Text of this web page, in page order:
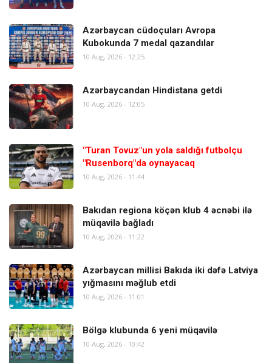
Azərbaycan cüdoçuları Avropa
Kubokunda 7 medal qazandılar
10 Aug, 2026 - 12:25
Azərbaycandan Hindistana getdi
10 Aug, 2026 - 12:05
"Turan Tovuz"un yola saldığı futbolçu
"Rusenborq"da oynayacaq
10 Aug, 2026 - 11:44
Bakıdan regiona köçən klub 4 əcnəbi ilə
müqavilə bağladı
10 Aug, 2026 - 11:22
Azərbaycan millisi Bakıda iki dəfə Latviya
yığmasını məğlub etdi
10 Aug, 2026 - 11:01
Bölgə klubunda 6 yeni müqavilə
10 Aug, 2026 - 10:42